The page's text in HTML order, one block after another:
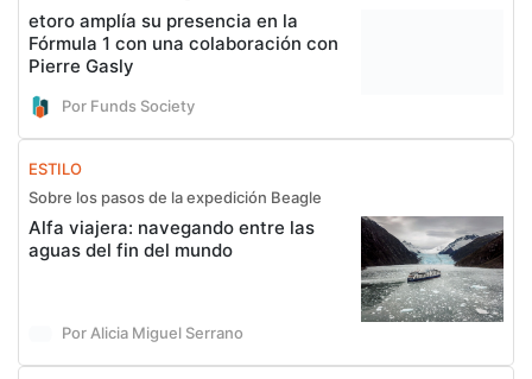
etoro amplía su presencia en la
Fórmula 1 con una colaboración con
Pierre Gasly
Por Funds Society
ESTILO
Sobre los pasos de la expedición Beagle
Alfa viajera: navegando entre las
aguas del fin del mundo
Por Alicia Miguel Serrano